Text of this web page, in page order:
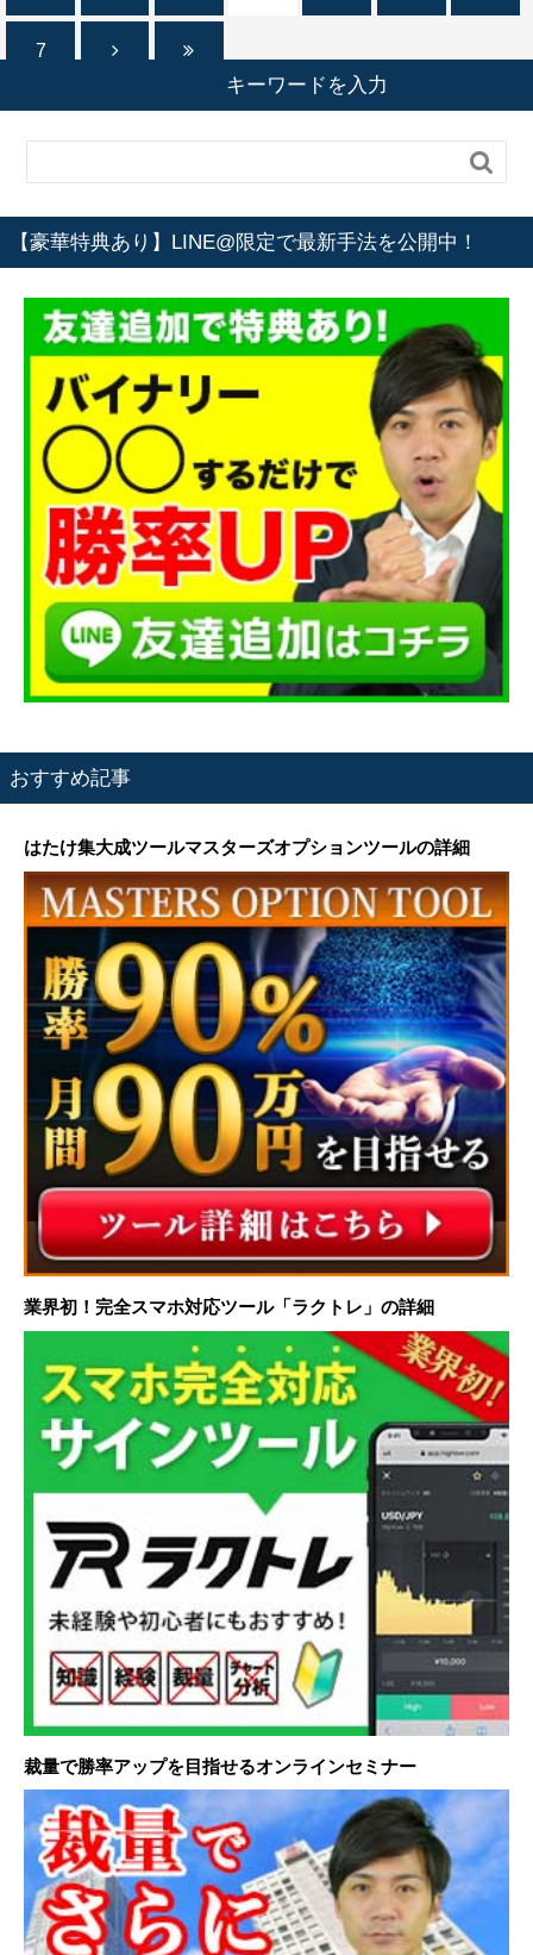
7
キーワードを入力

【豪華特典あり】LINE@限定で最新手法を公開中！
おすすめ記事
はたけ集大成ツールマスターズオプションツールの詳細
業界初！完全スマホ対応ツール「ラクトレ」の詳細
裁量で勝率アップを目指せるオンラインセミナー